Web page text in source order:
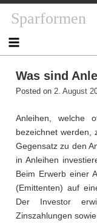
Sparformen
Was sind
Posted on 2. August
Anleihen, welche
bezeichnet werden,
Gegensatz zu den
in Anleihen
Beim Erwerb einer
(Emittenten) auf
Der Investor
Zinszahlungen